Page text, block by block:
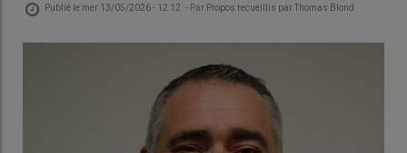
Publié le mer 13/05/2026 - 12:12 - Par Propos recueillis par Thomas Blond